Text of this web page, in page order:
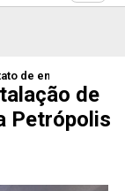
de divisoria de
de empresa de
de
Petrópolis